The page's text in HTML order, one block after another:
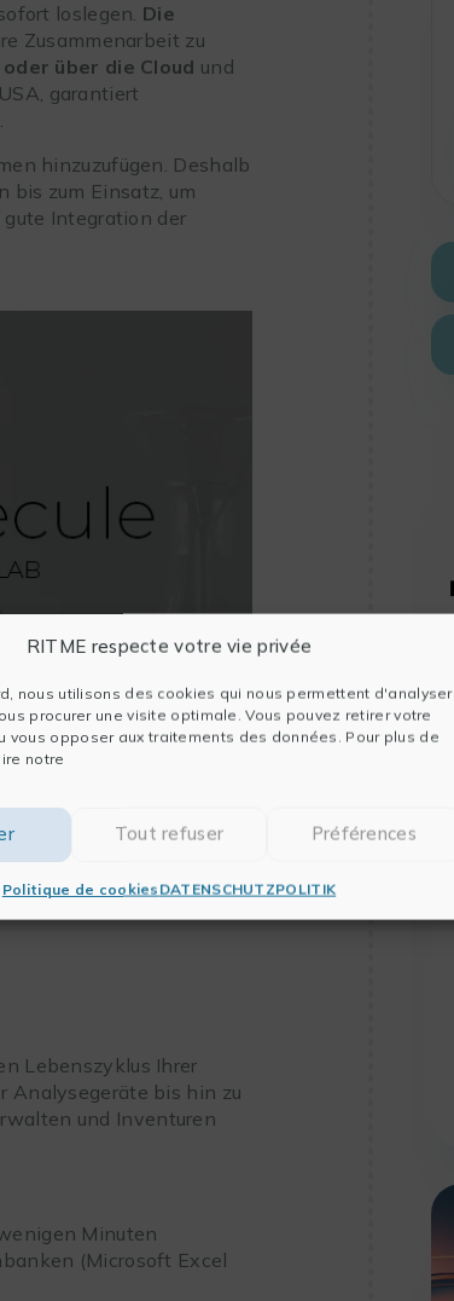
RITME respecte votre vie privée
nous utilisons des cookies qui nous permettent d'analyser
procurer une visite optimale. Vous pouvez retirer votre
vous opposer aux traitements des données. Pour plus de
notre
Tout refuser Préférences
Politique de cookies DATENSCHUTZPOLITIK
loslegen. Die
Zusammenarbeit zu
über die Cloud und
garantiert
hinzuzufügen. Deshalb
bis zum Einsatz, um
gute Integration der
Datenmanagement im
Lebenszyklus Ihrer
Analysegeräte bis hin zu
und Inventuren
Minuten
(Microsoft Excel